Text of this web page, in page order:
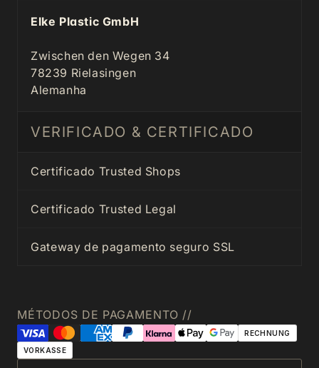
Elke Plastic GmbH
Zwischen den Wegen 34
78239 Rielasingen
Alemanha
VERIFICADO & CERTIFICADO
Certificado Trusted Shops
Certificado Trusted Legal
Gateway de pagamento seguro SSL
MÉTODOS DE PAGAMENTO //
RECHNUNG
VORKASSE